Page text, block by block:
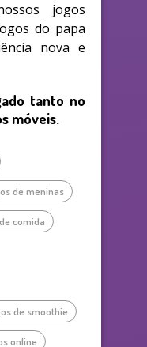
jogos
do papa
nova e
tanto no
móveis.
de meninas
comida
de smoothie
online